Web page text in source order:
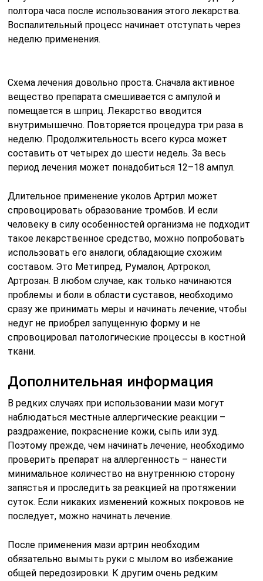
полтора часа после использования этого лекарства.
Воспалительный процесс начинает отступать через
неделю применения.
Схема лечения довольно проста. Сначала активное
вещество препарата смешивается с ампулой и
помещается в шприц. Лекарство вводится
внутримышечно. Повторяется процедура три раза в
неделю. Продолжительность всего курса может
составить от четырех до шести недель. За весь
период лечения может понадобиться 12–18 ампул.
Длительное применение уколов Артрил может
спровоцировать образование тромбов. И если
человеку в силу особенностей организма не подходит
такое лекарственное средство, можно попробовать
использовать его аналоги, обладающие схожим
составом. Это Метипред, Румалон, Артрокол,
Артрозан. В любом случае, как только начинаются
проблемы и боли в области суставов, необходимо
сразу же принимать меры и начинать лечение, чтобы
недуг не приобрел запущенную форму и не
спровоцировал патологические процессы в костной
ткани.
Дополнительная информация
В редких случаях при использовании мази могут
наблюдаться местные аллергические реакции –
раздражение, покраснение кожи, сыпь или зуд.
Поэтому прежде, чем начинать лечение, необходимо
проверить препарат на аллергенность – нанести
минимальное количество на внутреннюю сторону
запястья и проследить за реакцией на протяжении
суток. Если никаких изменений кожных покровов не
последует, можно начинать лечение.
После применения мази артрин необходим
обязательно вымыть руки с мылом во избежание
общей передозировки. К другим очень редким